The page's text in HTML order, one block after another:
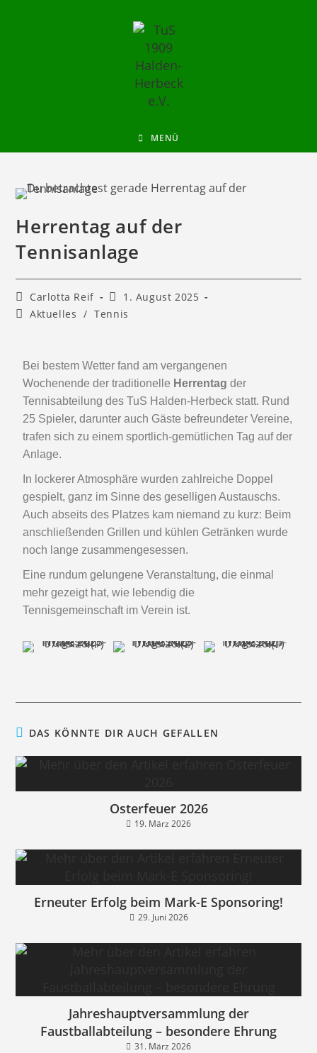
MENÜ
Herrentag auf der
Tennisanlage
Carlotta Reif
1. August 2025
Aktuelles / Tennis
Bei bestem Wetter fand am vergangenen
Wochenende der traditionelle Herrentag der
Tennisabteilung des TuS Halden-Herbeck statt. Rund
25 Spieler, darunter auch Gäste befreundeter Vereine,
trafen sich zu einem sportlich-gemütlichen Tag auf der
Anlage.
In lockerer Atmosphäre wurden zahlreiche Doppel
gespielt, ganz im Sinne des geselligen Austauschs.
Auch abseits des Platzes kam niemand zu kurz: Beim
anschließenden Grillen und kühlen Getränken wurde
noch lange zusammengesessen.
Eine rundum gelungene Veranstaltung, die einmal
mehr gezeigt hat, wie lebendig die
Tennisgemeinschaft im Verein ist.
DAS KÖNNTE DIR AUCH GEFALLEN
Osterfeuer 2026
19. März 2026
Erneuter Erfolg beim Mark-E Sponsoring!
29. Juni 2026
Jahreshauptversammlung der
Faustballabteilung – besondere Ehrung
31. März 2026